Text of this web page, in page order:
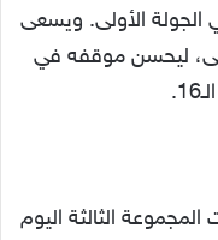
الأولى. ويسعى
ليحسن موقفه في
الثالثة اليوم